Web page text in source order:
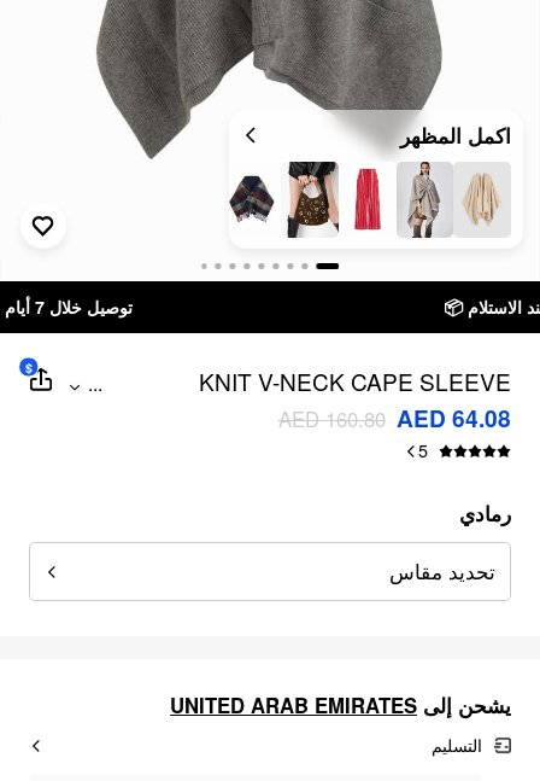
اكمل المظهر
KNIT V-NECK CAPE SLEEVE
OVERSIZED CARDIGAN
...
AED 64.08
AED 160.80
5
$
رمادي
تحديد مقاس
يشحن إلى UNITED ARAB EMIRATES
التسليم